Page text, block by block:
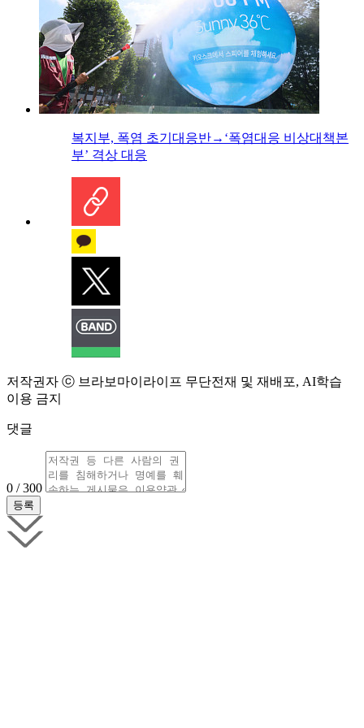
복지부, 폭염 초기대응반→‘폭염대응 비상대책본
부’ 격상 대응
저작권자 ⓒ 브라보마이라이프 무단전재 및 재배포, AI학습
이용 금지
댓글
0 / 300